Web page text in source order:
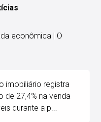
econômica | O
imobiliário registra
de 27,4% na venda
durante a p...